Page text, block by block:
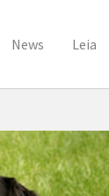
News Leia